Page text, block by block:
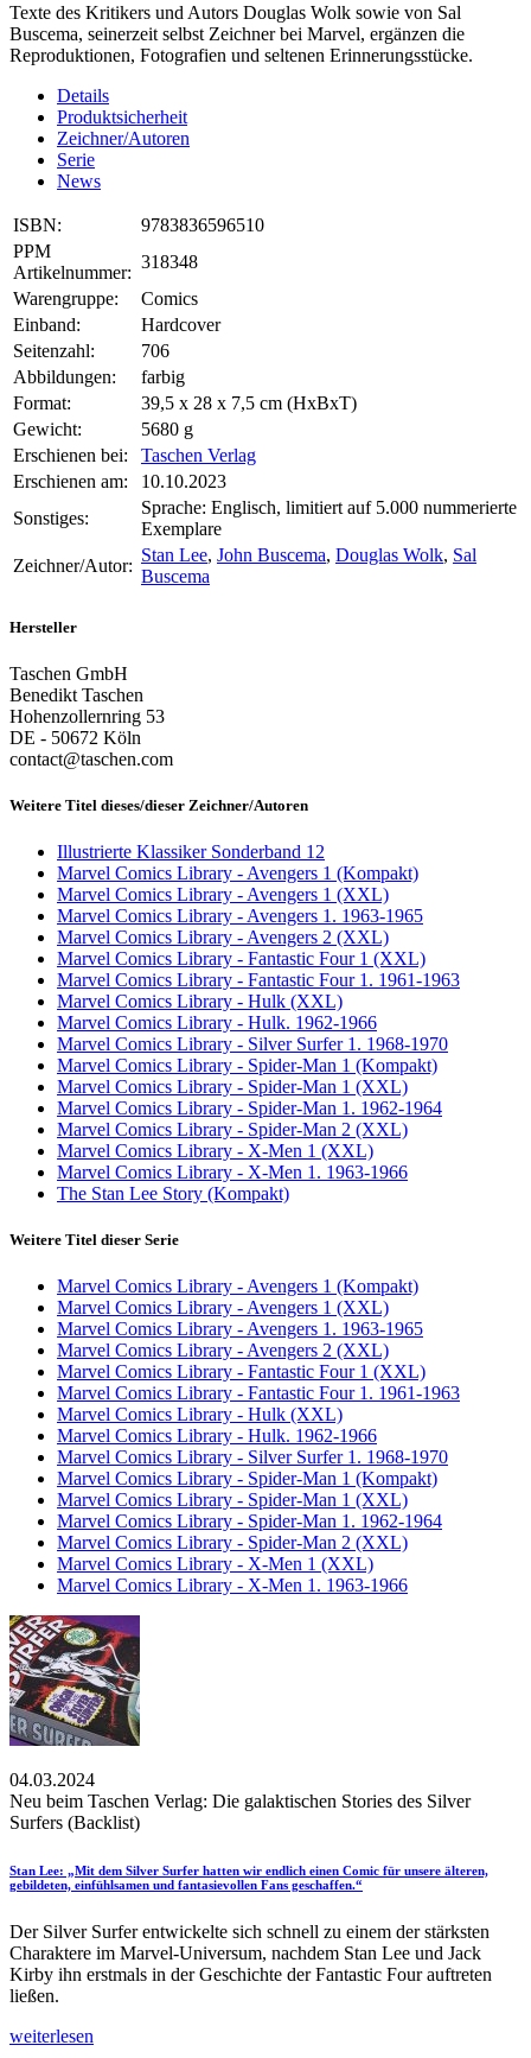
Texte des Kritikers und Autors Douglas Wolk sowie von Sal
Buscema, seinerzeit selbst Zeichner bei Marvel, ergänzen die
Reproduktionen, Fotografien und seltenen Erinnerungsstücke.
Details
Produktsicherheit
Zeichner/Autoren
Serie
News
ISBN:
9783836596510
PPM
Artikelnummer:
318348
Warengruppe:
Comics
Einband:
Hardcover
Seitenzahl:
706
Abbildungen:
farbig
Format:
39,5 x 28 x 7,5 cm (HxBxT)
Gewicht:
5680 g
Erschienen bei:
Taschen Verlag
Erschienen am:
10.10.2023
Sonstiges:
Sprache: Englisch, limitiert auf 5.000 nummerierte
Exemplare
Zeichner/Autor:
Stan Lee, John Buscema, Douglas Wolk, Sal
Buscema
Hersteller
Taschen GmbH
Benedikt Taschen
Hohenzollernring 53
DE - 50672 Köln
contact@taschen.com
Weitere Titel dieses/dieser Zeichner/Autoren
Illustrierte Klassiker Sonderband 12
Marvel Comics Library - Avengers 1 (Kompakt)
Marvel Comics Library - Avengers 1 (XXL)
Marvel Comics Library - Avengers 1. 1963-1965
Marvel Comics Library - Avengers 2 (XXL)
Marvel Comics Library - Fantastic Four 1 (XXL)
Marvel Comics Library - Fantastic Four 1. 1961-1963
Marvel Comics Library - Hulk (XXL)
Marvel Comics Library - Hulk. 1962-1966
Marvel Comics Library - Silver Surfer 1. 1968-1970
Marvel Comics Library - Spider-Man 1 (Kompakt)
Marvel Comics Library - Spider-Man 1 (XXL)
Marvel Comics Library - Spider-Man 1. 1962-1964
Marvel Comics Library - Spider-Man 2 (XXL)
Marvel Comics Library - X-Men 1 (XXL)
Marvel Comics Library - X-Men 1. 1963-1966
The Stan Lee Story (Kompakt)
Weitere Titel dieser Serie
Marvel Comics Library - Avengers 1 (Kompakt)
Marvel Comics Library - Avengers 1 (XXL)
Marvel Comics Library - Avengers 1. 1963-1965
Marvel Comics Library - Avengers 2 (XXL)
Marvel Comics Library - Fantastic Four 1 (XXL)
Marvel Comics Library - Fantastic Four 1. 1961-1963
Marvel Comics Library - Hulk (XXL)
Marvel Comics Library - Hulk. 1962-1966
Marvel Comics Library - Silver Surfer 1. 1968-1970
Marvel Comics Library - Spider-Man 1 (Kompakt)
Marvel Comics Library - Spider-Man 1 (XXL)
Marvel Comics Library - Spider-Man 1. 1962-1964
Marvel Comics Library - Spider-Man 2 (XXL)
Marvel Comics Library - X-Men 1 (XXL)
Marvel Comics Library - X-Men 1. 1963-1966
04.03.2024
Neu beim Taschen Verlag: Die galaktischen Stories des Silver
Surfers (Backlist)
Stan Lee: „Mit dem Silver Surfer hatten wir endlich einen Comic für unsere älteren,
gebildeten, einfühlsamen und fantasievollen Fans geschaffen.“
Der Silver Surfer entwickelte sich schnell zu einem der stärksten
Charaktere im Marvel-Universum, nachdem Stan Lee und Jack
Kirby ihn erstmals in der Geschichte der Fantastic Four auftreten
ließen.
weiterlesen